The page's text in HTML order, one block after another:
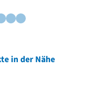
in der Nähe